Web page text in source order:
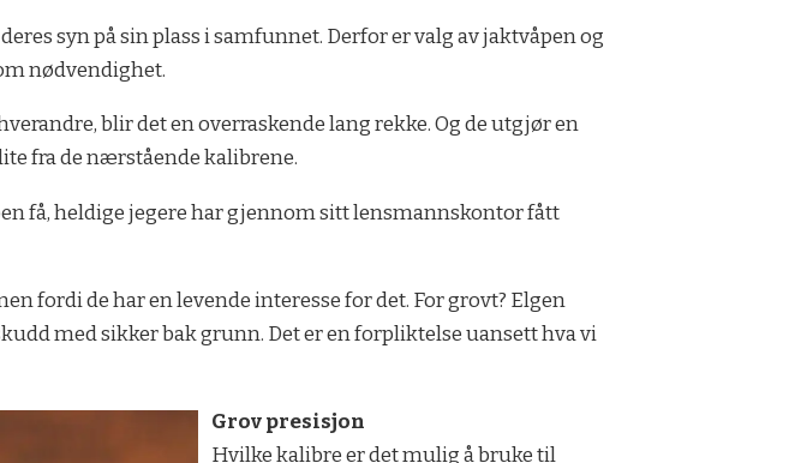
syn på sin plass i samfunnet. Derfor er valg av jaktvåpen og
nødvendighet.
blir det en overraskende lang rekke. Og de utgjør en
fra de nærstående kalibrene.
få, heldige jegere har gjennom sitt lensmanns­kontor fått
fordi de har en levende interesse for det. For grovt? Elgen
med sikker bak­ grunn. Det er en forpliktelse uansett hva vi
Grov presisjon
Hvilke kalibre er det mulig å bruke til